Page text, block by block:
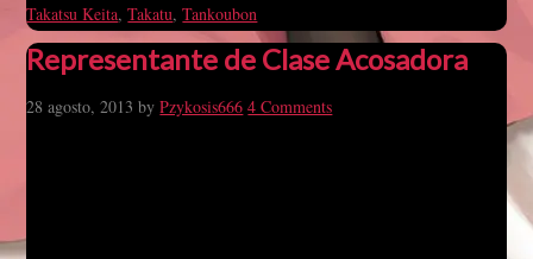
Takatsu Keita,Takatu,Tankoubon
Representante de Clase Acosadora
28 agosto, 2013 byPzykosis666 4 Comments